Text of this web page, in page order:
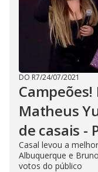
DO R7/24/07/2021
Matheus
de casais -
Casal levou a
Albuquerque e
votos do público